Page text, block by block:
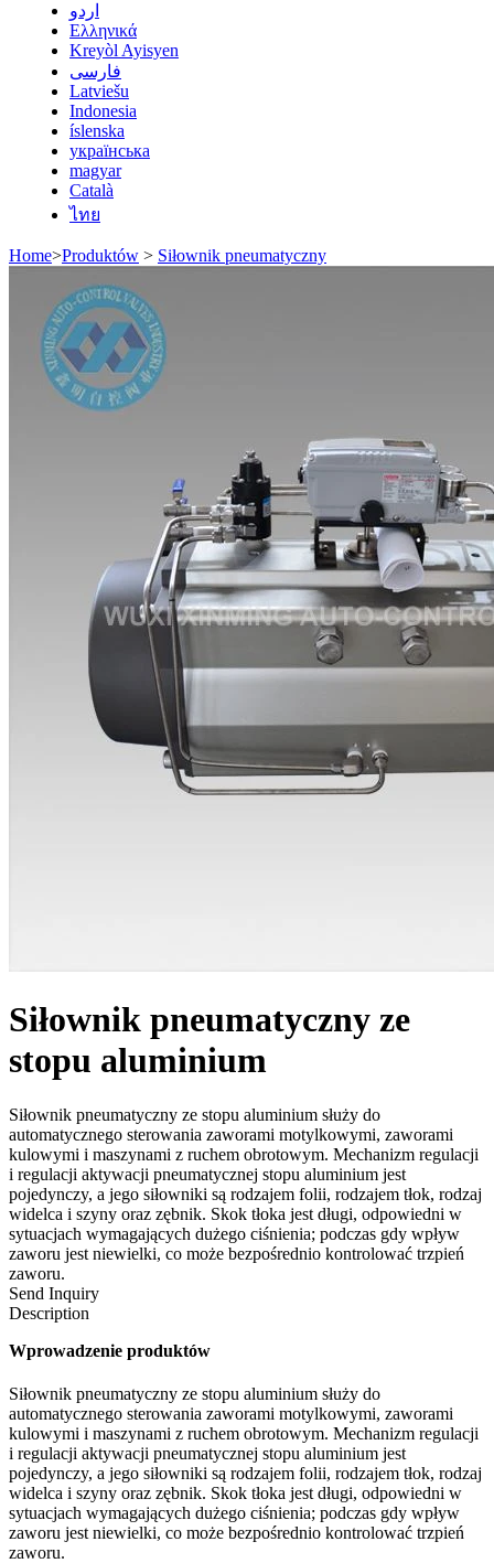
اردو
Ελληνικά
Kreyòl Ayisyen
فارسی
Latviešu
Indonesia
íslenska
українська
magyar
Català
ไทย
Home>Produktów > Siłownik pneumatyczny
Siłownik pneumatyczny ze
stopu aluminium
Siłownik pneumatyczny ze stopu aluminium służy do
automatycznego sterowania zaworami motylkowymi, zaworami
kulowymi i maszynami z ruchem obrotowym. Mechanizm regulacji
i regulacji aktywacji pneumatycznej stopu aluminium jest
pojedynczy, a jego siłowniki są rodzajem folii, rodzajem tłok, rodzaj
widelca i szyny oraz zębnik. Skok tłoka jest długi, odpowiedni w
sytuacjach wymagających dużego ciśnienia; podczas gdy wpływ
zaworu jest niewielki, co może bezpośrednio kontrolować trzpień
zaworu.
Send Inquiry
Description
Wprowadzenie produktów
Siłownik pneumatyczny ze stopu aluminium służy do
automatycznego sterowania zaworami motylkowymi, zaworami
kulowymi i maszynami z ruchem obrotowym. Mechanizm regulacji
i regulacji aktywacji pneumatycznej stopu aluminium jest
pojedynczy, a jego siłowniki są rodzajem folii, rodzajem tłok, rodzaj
widelca i szyny oraz zębnik. Skok tłoka jest długi, odpowiedni w
sytuacjach wymagających dużego ciśnienia; podczas gdy wpływ
zaworu jest niewielki, co może bezpośrednio kontrolować trzpień
zaworu.